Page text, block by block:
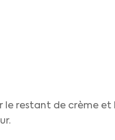
restant de crème et